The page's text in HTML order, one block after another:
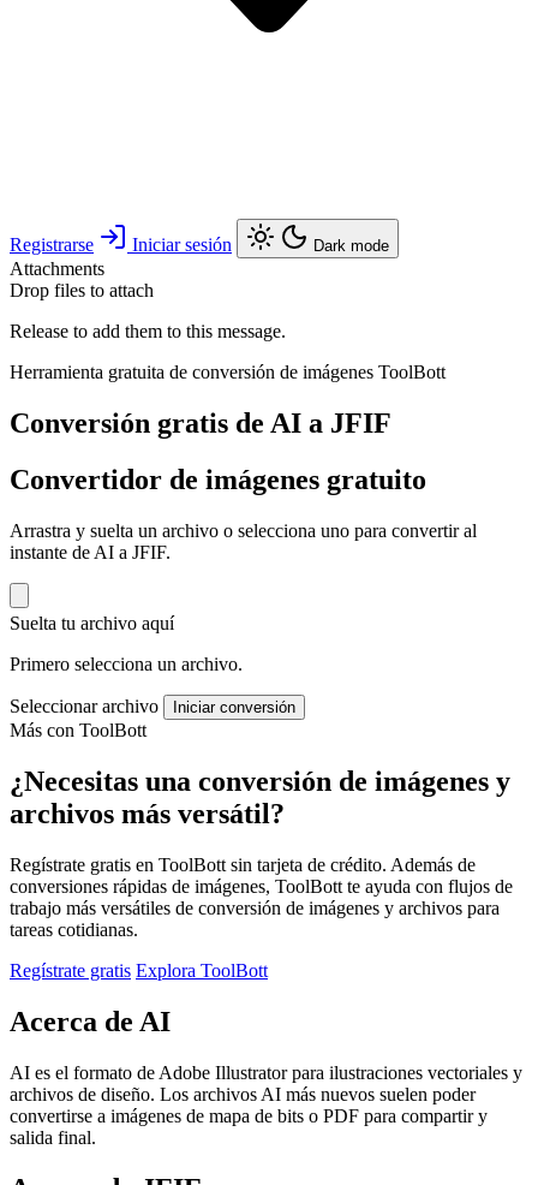
Registrarse Iniciar sesión Dark mode
Attachments
Drop files to attach
Release to add them to this message.
Herramienta gratuita de conversión de imágenes ToolBott
Conversión gratis de AI a JFIF
Convertidor de imágenes gratuito
Arrastra y suelta un archivo o selecciona uno para convertir al
instante de AI a JFIF.
Suelta tu archivo aquí
Primero selecciona un archivo.
Seleccionar archivo Iniciar conversión
Más con ToolBott
¿Necesitas una conversión de imágenes y
archivos más versátil?
Regístrate gratis en ToolBott sin tarjeta de crédito. Además de
conversiones rápidas de imágenes, ToolBott te ayuda con flujos de
trabajo más versátiles de conversión de imágenes y archivos para
tareas cotidianas.
Regístrate gratis Explora ToolBott
Acerca de AI
AI es el formato de Adobe Illustrator para ilustraciones vectoriales y
archivos de diseño. Los archivos AI más nuevos suelen poder
convertirse a imágenes de mapa de bits o PDF para compartir y
salida final.